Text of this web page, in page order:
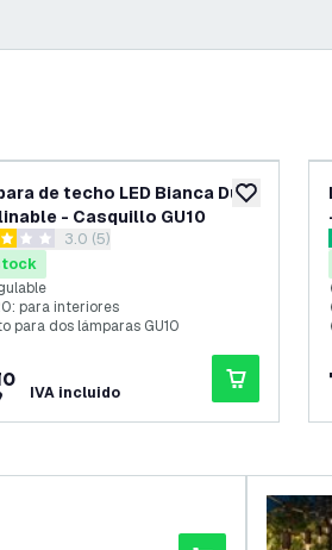
añadir a
de techo LED Bianca Duo
- Casquillo GU10
abrir el panel de reseñas
de puntuación
3.0 (5)
para interiores
para dos lámparas GU10
IVA incluido